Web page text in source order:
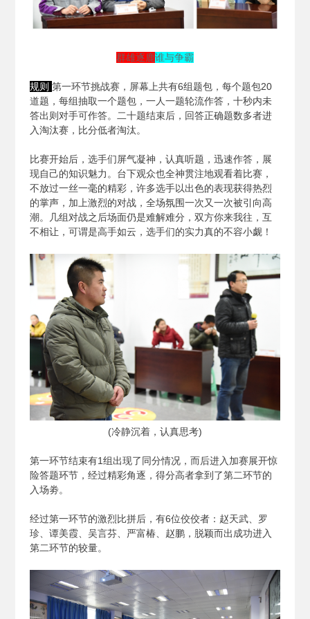
群雄逐鹿谁与争霸
规则 第一环节挑战赛，屏幕上共有6组题包，每个题包20
道题，每组抽取一个题包，一人一题轮流作答，十秒内未
答出则对手可作答。二十题结束后，回答正确题数多者进
入淘汰赛，比分低者淘汰。
比赛开始后，选手们屏气凝神，认真听题，迅速作答，展
现自己的知识魅力。台下观众也全神贯注地观看着比赛，
不放过一丝一毫的精彩，许多选手以出色的表现获得热烈
的掌声，加上激烈的对战，全场氛围一次又一次被引向高
潮。几组对战之后场面仍是难解难分，双方你来我往，互
不相让，可谓是高手如云，选手们的实力真的不容小觑！
(冷静沉着，认真思考)
第一环节结束有1组出现了同分情况，而后进入加赛展开惊
险答题环节，经过精彩角逐，得分高者拿到了第二环节的
入场劵。
经过第一环节的激烈比拼后，有6位佼佼者：赵天武、罗
珍、谭美霞、吴言芬、严富椿、赵鹏，脱颖而出成功进入
第二环节的较量。